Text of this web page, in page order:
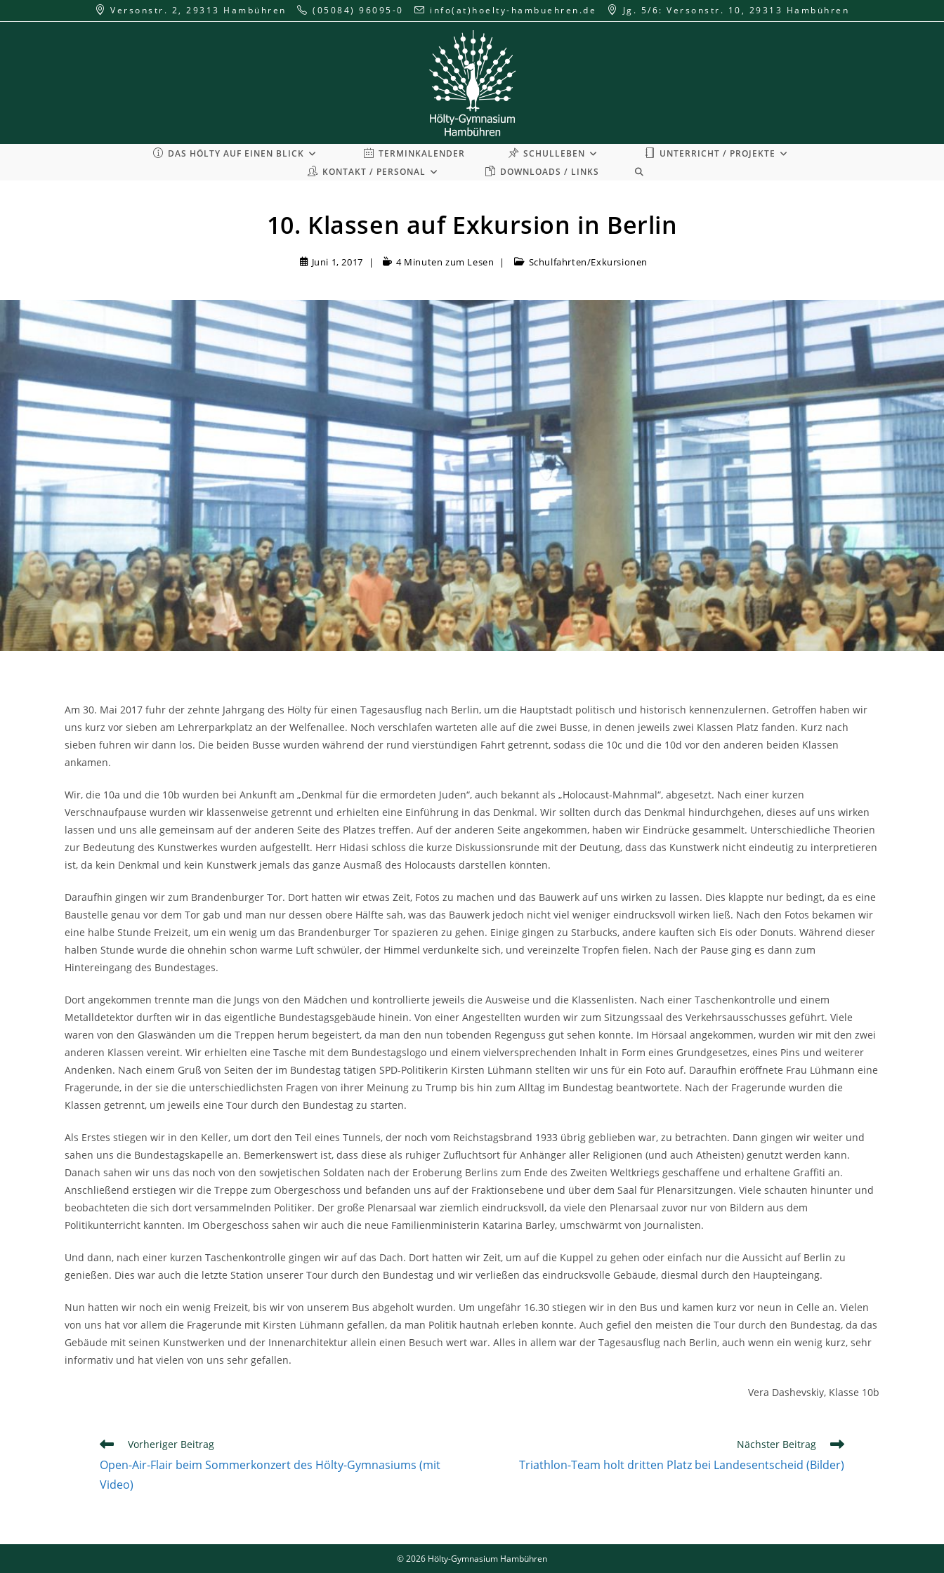
Inhalt
Versonstr. 2, 29313 Hambühren (05084) 96095-0 info(at)hoelty-hambuehren.de Jg. 5/6: Versonstr. 10, 29313 Hambühren
DAS HÖLTY AUF EINEN BLICK TERMINKALENDER SCHULLEBEN
UNTERRICHT / PROJEKTE
KONTAKT / PERSONAL
DOWNLOADS / LINKS
WEBSITE-
10. Klassen auf Exkursion in Berlin
Juni 1, 2017 4 Minuten zum Lesen Schulfahrten/Exkursionen
Am 30. Mai 2017 fuhr der zehnte Jahrgang des Hölty für einen Tagesausflug nach Berlin, um die Hauptstadt politisch und historisch kennenzulernen. Getroffen haben wir
uns kurz vor sieben am Lehrerparkplatz an der Welfenallee. Noch verschlafen warteten alle auf die zwei Busse, in denen jeweils zwei Klassen Platz fanden. Kurz nach
sieben fuhren wir dann los. Die beiden Busse wurden während der rund vierstündigen Fahrt getrennt, sodass die 10c und die 10d vor den anderen beiden Klassen
ankamen.
Wir, die 10a und die 10b wurden bei Ankunft am „Denkmal für die ermordeten Juden“, auch bekannt als „Holocaust-Mahnmal“, abgesetzt. Nach einer kurzen
Verschnaufpause wurden wir klassenweise getrennt und erhielten eine Einführung in das Denkmal. Wir sollten durch das Denkmal hindurchgehen, dieses auf uns wirken
lassen und uns alle gemeinsam auf der anderen Seite des Platzes treffen. Auf der anderen Seite angekommen, haben wir Eindrücke gesammelt. Unterschiedliche Theorien
zur Bedeutung des Kunstwerkes wurden aufgestellt. Herr Hidasi schloss die kurze Diskussionsrunde mit der Deutung, dass das Kunstwerk nicht eindeutig zu interpretieren
ist, da kein Denkmal und kein Kunstwerk jemals das ganze Ausmaß des Holocausts darstellen könnten.
Daraufhin gingen wir zum Brandenburger Tor. Dort hatten wir etwas Zeit, Fotos zu machen und das Bauwerk auf uns wirken zu lassen. Dies klappte nur bedingt, da es eine
Baustelle genau vor dem Tor gab und man nur dessen obere Hälfte sah, was das Bauwerk jedoch nicht viel weniger eindrucksvoll wirken ließ. Nach den Fotos bekamen wir
eine halbe Stunde Freizeit, um ein wenig um das Brandenburger Tor spazieren zu gehen. Einige gingen zu Starbucks, andere kauften sich Eis oder Donuts. Während dieser
halben Stunde wurde die ohnehin schon warme Luft schwüler, der Himmel verdunkelte sich, und vereinzelte Tropfen fielen. Nach der Pause ging es dann zum
Hintereingang des Bundestages.
Dort angekommen trennte man die Jungs von den Mädchen und kontrollierte jeweils die Ausweise und die Klassenlisten. Nach einer Taschenkontrolle und einem
Metalldetektor durften wir in das eigentliche Bundestagsgebäude hinein. Von einer Angestellten wurden wir zum Sitzungssaal des Verkehrsausschusses geführt. Viele
waren von den Glaswänden um die Treppen herum begeistert, da man den nun tobenden Regenguss gut sehen konnte. Im Hörsaal angekommen, wurden wir mit den zwei
anderen Klassen vereint. Wir erhielten eine Tasche mit dem Bundestagslogo und einem vielversprechenden Inhalt in Form eines Grundgesetzes, eines Pins und weiterer
Andenken. Nach einem Gruß von Seiten der im Bundestag tätigen SPD-Politikerin Kirsten Lühmann stellten wir uns für ein Foto auf. Daraufhin eröffnete Frau Lühmann eine
Fragerunde, in der sie die unterschiedlichsten Fragen von ihrer Meinung zu Trump bis hin zum Alltag im Bundestag beantwortete. Nach der Fragerunde wurden die
Klassen getrennt, um jeweils eine Tour durch den Bundestag zu starten.
Als Erstes stiegen wir in den Keller, um dort den Teil eines Tunnels, der noch vom Reichstagsbrand 1933 übrig geblieben war, zu betrachten. Dann gingen wir weiter und
sahen uns die Bundestagskapelle an. Bemerkenswert ist, dass diese als ruhiger Zufluchtsort für Anhänger aller Religionen (und auch Atheisten) genutzt werden kann.
Danach sahen wir uns das noch von den sowjetischen Soldaten nach der Eroberung Berlins zum Ende des Zweiten Weltkriegs geschaffene und erhaltene Graffiti an.
Anschließend erstiegen wir die Treppe zum Obergeschoss und befanden uns auf der Fraktionsebene und über dem Saal für Plenarsitzungen. Viele schauten hinunter und
beobachteten die sich dort versammelnden Politiker. Der große Plenarsaal war ziemlich eindrucksvoll, da viele den Plenarsaal zuvor nur von Bildern aus dem
Politikunterricht kannten. Im Obergeschoss sahen wir auch die neue Familienministerin Katarina Barley, umschwärmt von Journalisten.
Und dann, nach einer kurzen Taschenkontrolle gingen wir auf das Dach. Dort hatten wir Zeit, um auf die Kuppel zu gehen oder einfach nur die Aussicht auf Berlin zu
genießen. Dies war auch die letzte Station unserer Tour durch den Bundestag und wir verließen das eindrucksvolle Gebäude, diesmal durch den Haupteingang.
Nun hatten wir noch ein wenig Freizeit, bis wir von unserem Bus abgeholt wurden. Um ungefähr 16.30 stiegen wir in den Bus und kamen kurz vor neun in Celle an. Vielen
von uns hat vor allem die Fragerunde mit Kirsten Lühmann gefallen, da man Politik hautnah erleben konnte. Auch gefiel den meisten die Tour durch den Bundestag, da das
Gebäude mit seinen Kunstwerken und der Innenarchitektur allein einen Besuch wert war. Alles in allem war der Tagesausflug nach Berlin, auch wenn ein wenig kurz, sehr
informativ und hat vielen von uns sehr gefallen.
Vera Dashevskiy, Klasse 10b
Weitere
ansehen
Vorheriger Beitrag
Open-Air-Flair beim Sommerkonzert des Hölty-Gymnasiums (mit
Video)
Nächster Beitrag
Triathlon-Team holt dritten Platz bei Landesentscheid (Bilder)
© 2026 Hölty-Gymnasium Hambühren